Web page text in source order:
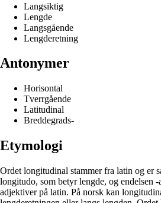
Langsiktig
Lengde
Langsgående
Lengderetning
Antonymer
Horisontal
Tverrgående
Latitudinal
Breddegrads-
Etymologi
Ordet longitudinal stammer fra latin og er
longitudo, som betyr lengde, og endelsen
adjektiver på latin. På norsk kan